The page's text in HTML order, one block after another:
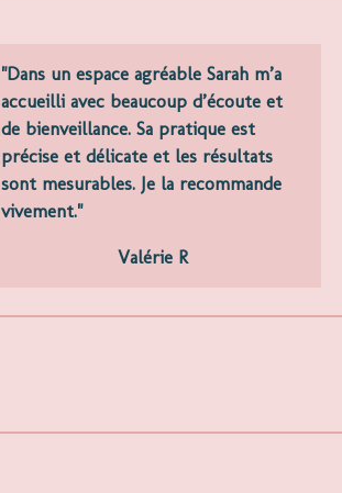
"Dans un espace agréable Sarah m’a
accueilli avec beaucoup d’écoute et
de bienveillance. Sa pratique est
précise et délicate et les résultats
sont mesurables. Je la recommande
vivement."
Valérie R